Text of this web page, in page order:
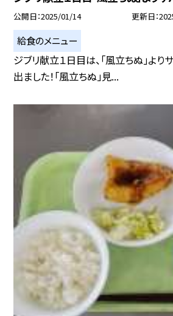
公開日 2025/01/14 更新日
給食のメニュー
ジブリ献立１日目は、「風立ちぬ」よ
出ました！「風立ちぬ」見...